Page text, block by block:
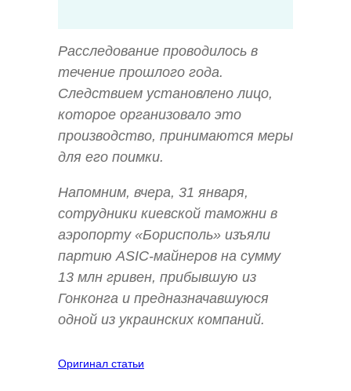
Расследование проводилось в
течение прошлого года.
Следствием установлено лицо,
которое организовало это
производство, принимаются меры
для его поимки.
Напомним, вчера, 31 января,
сотрудники киевской таможни в
аэропорту «Борисполь» изъяли
партию ASIC-майнеров на сумму
13 млн гривен, прибывшую из
Гонконга и предназначавшуюся
одной из украинских компаний.
Оригинал статьи